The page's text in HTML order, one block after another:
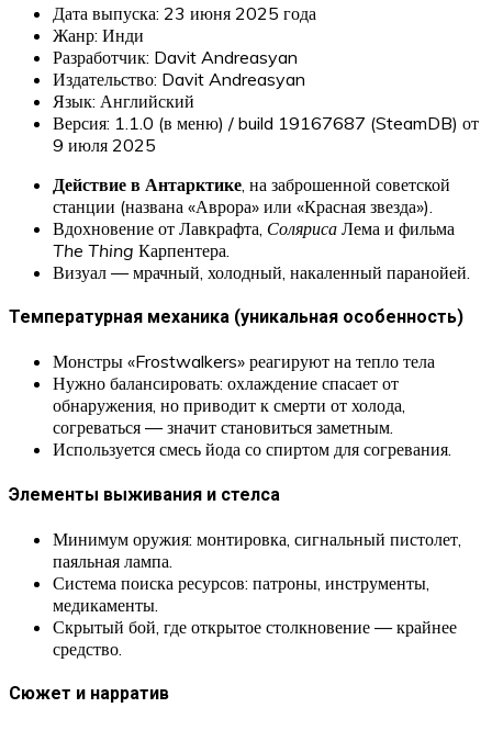
Дата выпуска: 23 июня 2025 года
Жанр: Инди
Разработчик: Davit Andreasyan
Издательство: Davit Andreasyan
Язык: Английский
Версия: 1.1.0 (в меню) / build 19167687 (SteamDB) от
9 июля 2025
Действие в Антарктике , на заброшенной советской
станции (названа «Аврора» или «Красная звезда»).
Вдохновение от Лавкрафта, Соляриса Лема и фильма
The Thing Карпентера.
Визуал — мрачный, холодный, накаленный паранойей.
Температурная механика (уникальная особенность)
Монстры «Frostwalkers» реагируют на тепло тела
Нужно балансировать: охлаждение спасает от
обнаружения, но приводит к смерти от холода,
согреваться — значит становиться заметным.
Используется смесь йода со спиртом для согревания.
Элементы выживания и стелса
Минимум оружия: монтировка, сигнальный пистолет,
паяльная лампа.
Система поиска ресурсов: патроны, инструменты,
медикаменты.
Скрытый бой, где открытое столкновение — крайнее
средство.
Сюжет и нарратив